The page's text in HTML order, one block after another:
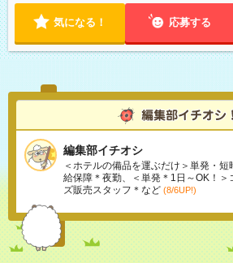
気になる！ 応募する
編集部イチオシ
＜ホテルの備品を運ぶだけ＞単発・短
給保障＊夜勤、＜単発＊1日～OK！＞
ズ販売スタッフ＊など (8/6UP!)